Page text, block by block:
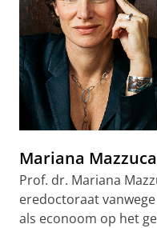
Mariana
Prof. dr. Mariana
eredoctoraat
als econoom op het